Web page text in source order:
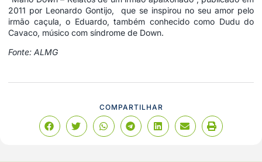
2011 por Leonardo Gontijo, que se inspirou no seu amor pelo
irmão caçula, o Eduardo, também conhecido como Dudu do
Cavaco, músico com síndrome de Down.
Fonte: ALMG
COMPARTILHAR